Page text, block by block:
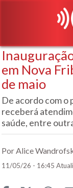
em Nova
de maio
De acordo com o
receberá
saúde, entre
Por Alice
11/05/26 - 16:45